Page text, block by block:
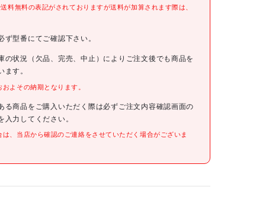
料無料の表記がされておりますが送料が加算されます際は、
型番にてご確認下さい。
の状況（欠品、完売、中止）によりご注文後でも商品を
ます。
よその納期となります。
る商品をご購入いただく際は必ずご注文内容確認画面の
力してください。
、当店から確認のご連絡をさせていただく場合がございま